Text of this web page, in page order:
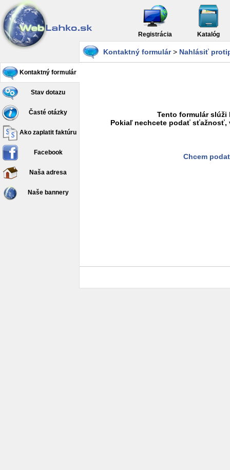
Registrácia Katalóg
Kontaktný formulár
Stav dotazu
Časté otázky
Ako zaplatit faktúru
Facebook
Naša adresa
Naše bannery
Kontaktný formulár> Nahlásiť
Tento formulár
Pokiaľ nechcete podať
Chcem